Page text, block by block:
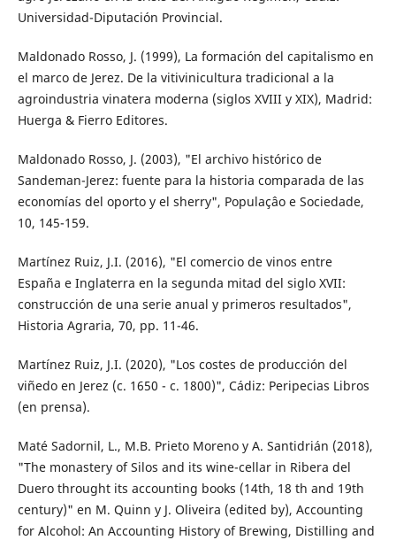
Universidad-Diputación Provincial.
Maldonado Rosso, J. (1999), La formación del capitalismo en
el marco de Jerez. De la vitivinicultura tradicional a la
agroindustria vinatera moderna (siglos XVIII y XIX), Madrid:
Huerga & Fierro Editores.
Maldonado Rosso, J. (2003), "El archivo histórico de
Sandeman-Jerez: fuente para la historia comparada de las
economías del oporto y el sherry", Populaçâo e Sociedade,
10, 145-159.
Martínez Ruiz, J.I. (2016), "El comercio de vinos entre
España e Inglaterra en la segunda mitad del siglo XVII:
construcción de una serie anual y primeros resultados",
Historia Agraria, 70, pp. 11-46.
Martínez Ruiz, J.I. (2020), "Los costes de producción del
viñedo en Jerez (c. 1650 - c. 1800)", Cádiz: Peripecias Libros
(en prensa).
Maté Sadornil, L., M.B. Prieto Moreno y A. Santidrián (2018),
"The monastery of Silos and its wine-cellar in Ribera del
Duero throught its accounting books (14th, 18 th and 19th
century)" en M. Quinn y J. Oliveira (edited by), Accounting
for Alcohol: An Accounting History of Brewing, Distilling and